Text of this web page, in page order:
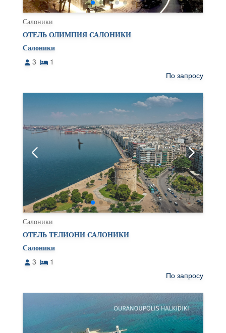
Салоники
ОТЕЛЬ ОЛИМПИЯ САЛОНИКИ
Салоники
3
1
По запросу
Салоники
ОТЕЛЬ ТЕЛИОНИ САЛОНИКИ
Салоники
3
1
По запросу